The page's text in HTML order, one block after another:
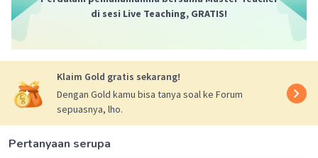
di sesi Live Teaching, GRATIS!
Klaim Gold gratis sekarang!
Dengan Gold kamu bisa tanya soal ke Forum
sepuasnya, lho.
Pertanyaan serupa